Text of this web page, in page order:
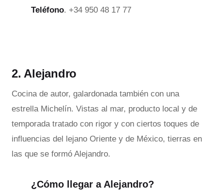
Teléfono. +34 950 48 17 77
2. Alejandro
Cocina de autor, galardonada también con una
estrella Michelín. Vistas al mar, producto local y de
temporada tratado con rigor y con ciertos toques de
influencias del lejano Oriente y de México, tierras en
las que se formó Alejandro.
¿Cómo llegar a Alejandro?